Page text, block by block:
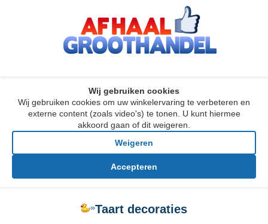
Wij gebruiken cookies
Wij gebruiken cookies om uw winkelervaring te verbeteren en
externe content (zoals video's) te tonen. U kunt hiermee
akkoord gaan of dit weigeren.
Weigeren
Accepteren
»Taart decoraties